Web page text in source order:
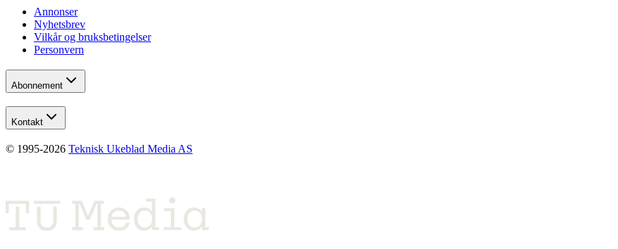
Annonser
Nyhetsbrev
Vilkår og bruksbetingelser
Personvern
Abonnement
Kontakt
© 1995-2026 Teknisk Ukeblad Media AS